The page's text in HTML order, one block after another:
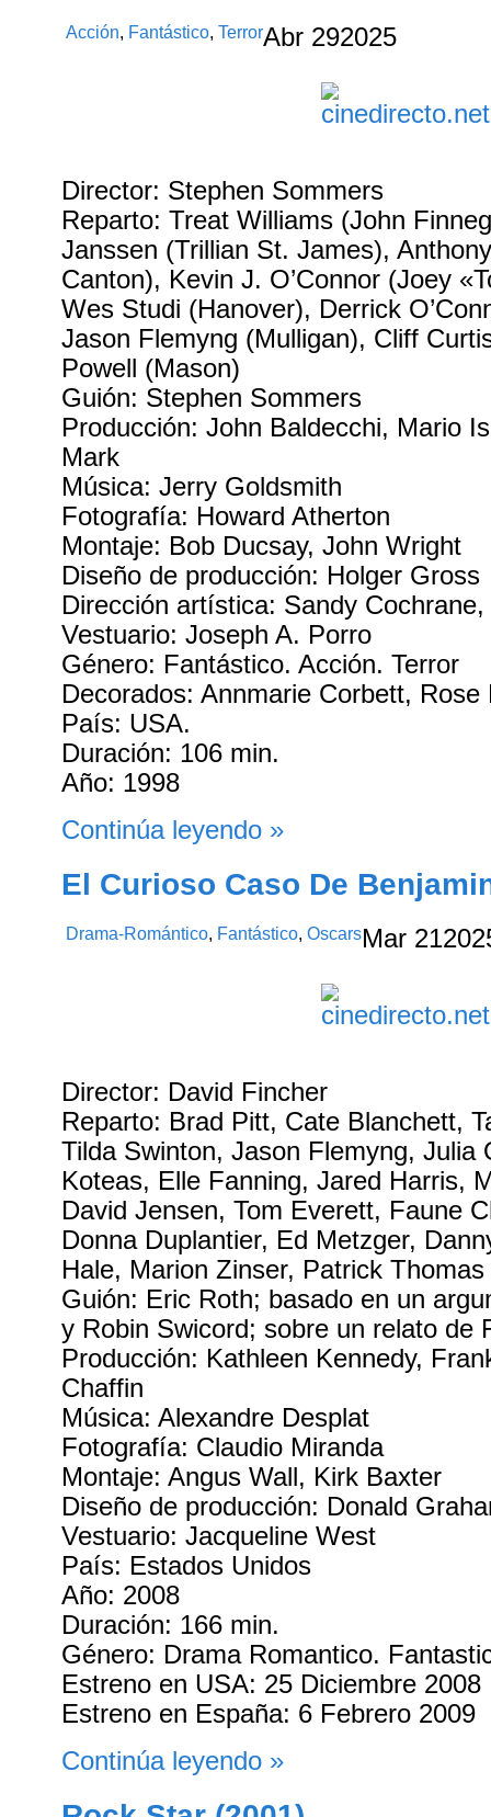
Acción, Fantástico,TerrorAbr 292025
Director: Stephen Sommers
Reparto: Treat Williams (John
Janssen (Trillian St. James),
Canton), Kevin J. O’Connor (Joey
Wes Studi (Hanover), Derrick
Jason Flemyng (Mulligan), Cliff
Powell (Mason)
Guión: Stephen Sommers
Producción: John Baldecchi, Mario
Mark
Música: Jerry Goldsmith
Fotografía: Howard Atherton
Montaje: Bob Ducsay, John Wright
Diseño de producción: Holger Gross
Dirección artística: Sandy
Vestuario: Joseph A. Porro
Género: Fantástico. Acción. Terror
Decorados: Annmarie Corbett,
País: USA.
Duración: 106 min.
Año: 1998
Continúa leyendo »
El Curioso Caso De
Drama-Romántico, Fantástico,OscarsMar 21
Director: David Fincher
Reparto: Brad Pitt, Cate Blanchett,
Tilda Swinton, Jason Flemyng, Julia
Koteas, Elle Fanning, Jared Harris,
David Jensen, Tom Everett, Faune
Donna Duplantier, Ed Metzger,
Hale, Marion Zinser, Patrick Thomas
Guión: Eric Roth; basado en un
y Robin Swicord; sobre un relato de
Producción: Kathleen Kennedy,
Chaffin
Música: Alexandre Desplat
Fotografía: Claudio Miranda
Montaje: Angus Wall, Kirk Baxter
Diseño de producción: Donald
Vestuario: Jacqueline West
País: Estados Unidos
Año: 2008
Duración: 166 min.
Género: Drama Romantico.
Estreno en USA: 25 Diciembre 2008
Estreno en España: 6 Febrero 2009
Continúa leyendo »